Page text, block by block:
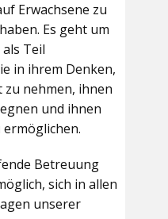
Erwachsene zu
Es geht um
Teil
in ihrem Denken,
nehmen, ihnen
und ihnen
Betreuung
sich in allen
unserer